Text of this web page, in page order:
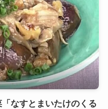
「なすとまいたけのくる